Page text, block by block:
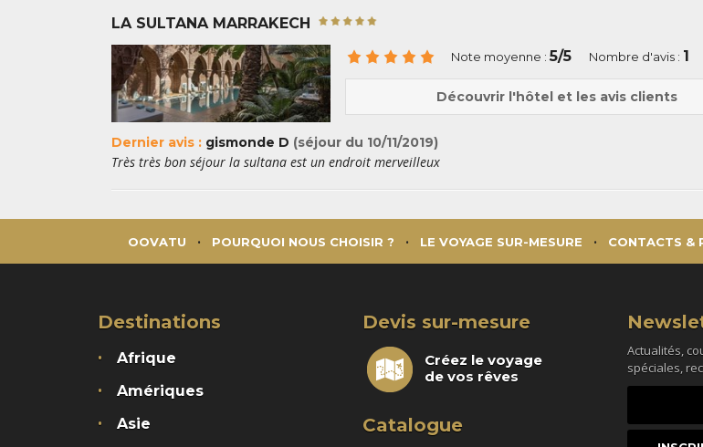
LA SULTANA MARRAKECH
Note moyenne : 5/5 Nombre d'avis : 1
Découvrir l'hôtel et les avis clients
Dernier avis : gismonde D (séjour du 10/11/2019)
Très très bon séjour la sultana est un endroit merveilleux
OOVATU POURQUOI NOUS CHOISIR ? LE VOYAGE SUR-MESURE CONTACTS &
Destinations
Afrique
Amériques
Asie
Devis sur-mesure
Créez le voyage
de vos rêves
Catalogue
Actualités,
spéciales,